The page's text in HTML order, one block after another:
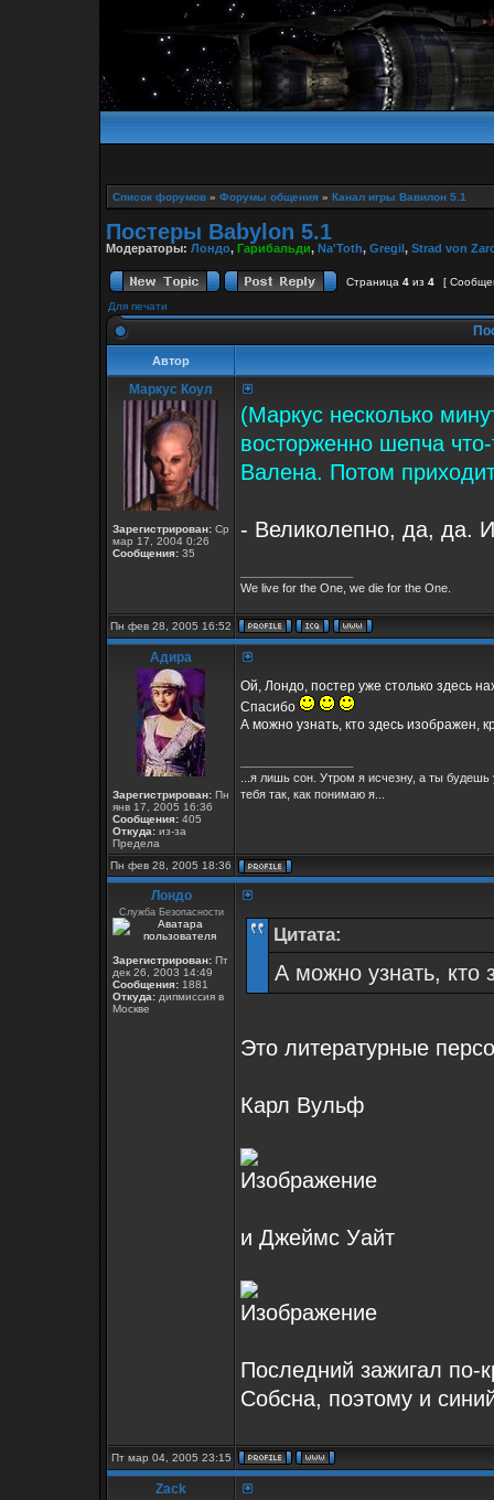
Список форумов » Форумы общения » Канал игры Вавилон 5.1
Постеры Babylon 5.1
Модераторы: Лондо, Гарибальди, Na'Toth, Gregil, Strad von
Страница 4 из 4
[
Для печати
Автор
Маркус Коул
Зарегистрирован: Ср
мар 17, 2004 0:26
Сообщения: 35
(Маркус несколько
восторженно шепча
Валена. Потом
- Великолепно, да, да.
We live for the One, we die for the One.
Пн фев 28, 2005 16:52
Адира
Зарегистрирован: Пн
янв 17, 2005 16:36
Сообщения: 405
Откуда: из-за
Предела
Ой, Лондо, постер уже столько здесь
Спасибо
А можно узнать, кто здесь изображен,
...я лишь сон. Утром я исчезну, а ты
тебя так, как понимаю я...
Пн фев 28, 2005 18:36
Лондо
Служба Безопасности
Зарегистрирован: Пт
дек 26, 2003 14:49
Сообщения: 1881
Откуда: дипмиссия в
Москве
Цитата:
А можно узнать, кто
Это литературные
Карл Вульф
и Джеймс Уайт
Последний зажигал по-
Собсна, поэтому и
Пт мар 04, 2005 23:15
Zack